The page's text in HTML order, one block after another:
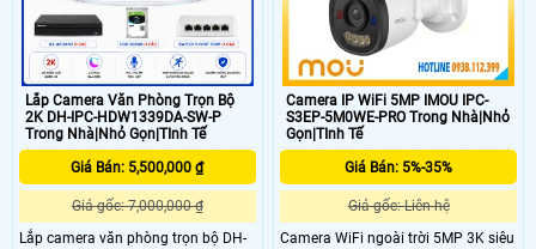
cho bạn giúp quản lý kho hiệu quả.
Lắp Camera Văn Phòng Trọn Bộ
2K DH-IPC-HDW1339DA-SW-P
Trong Nhà|Nhỏ Gọn|TInh Tế
Giá Bán: 5,500,000 ₫
Giá gốc: 7,000,000 ₫
Lắp camera văn phòng trọn bộ DH-
Camera IP WiFi 5MP IMOU IPC-
S3EP-5M0WE-PRO Trong Nhà|Nhỏ
Gọn|TInh Tế
Giá Bán: 5%-35%
Giá gốc: Liên hệ
Camera WiFi ngoài trời 5MP 3K siêu